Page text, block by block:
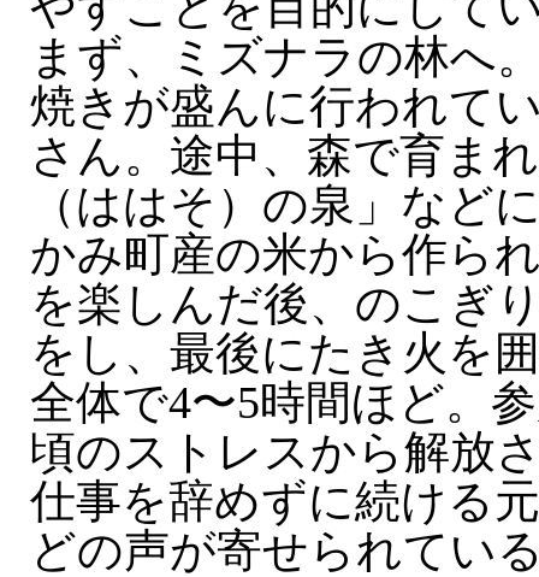
まず、ミズナラの林へ
焼きが盛んに行われて
さん。途中、森で育ま
（ははそ）の泉」など
かみ町産の米から作ら
を楽しんだ後、のこぎ
をし、最後にたき火を
全体で4〜5時間ほど。
頃のストレスから解放
仕事を辞めずに続ける
どの声が寄せられてい